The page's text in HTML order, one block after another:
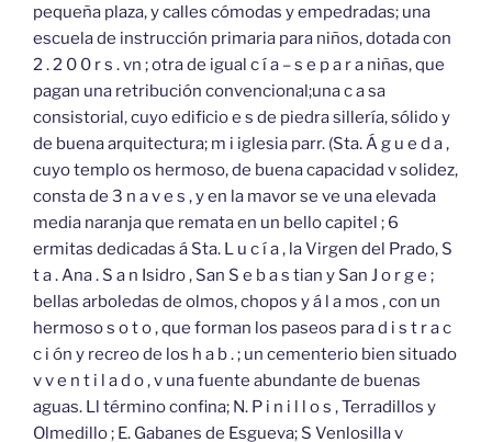
pequeña plaza, y calles cómodas y empedradas; una
escuela de instrucción primaria para niños, dotada con
2 . 2 0 0 r s . vn ; otra de igual c í a – s e p a r a niñas, que
pagan una retribución convencional;una c a sa
consistorial, cuyo edificio e s de piedra sillería, sólido y
de buena arquitectura; m i iglesia parr. (Sta. Á g u e d a ,
cuyo templo os hermoso, de buena capacidad v solidez,
consta de 3 n a v e s , y en la mavor se ve una elevada
media naranja que remata en un bello capitel ; 6
ermitas dedicadas á Sta. L u c í a , la Virgen del Prado, S
t a . Ana . S a n Isidro , San S e b a s tian y San J o r g e ;
bellas arboledas de olmos, chopos y á l a mos , con un
hermoso s o t o , que forman los paseos para d i s t r a c
c i ón y recreo de los h a b . ; un cementerio bien situado
v v e n t i l a d o , v una fuente abundante de buenas
aguas. Ll término confina; N. P i n i l l o s , Terradillos y
Olmedillo ; E. Gabanes de Esgueva; S Venlosilla v